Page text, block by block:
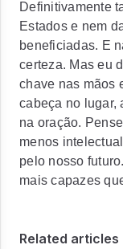
Definitivamente
Estados e nem
beneficiadas. E
certeza. Mas eu
chave nas mãos
cabeça no lugar,
na oração.
menos
pelo nosso
mais capazes
Related articles